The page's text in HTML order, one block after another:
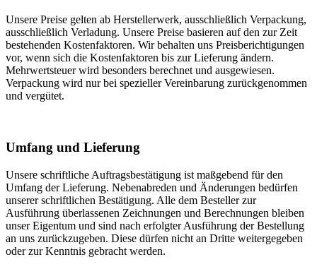
Unsere Preise gelten ab Herstellerwerk, ausschließlich Verpackung,
ausschließlich Verladung. Unsere Preise basieren auf den zur Zeit
bestehenden Kostenfaktoren. Wir behalten uns Preisberichtigungen
vor, wenn sich die Kostenfaktoren bis zur Lieferung ändern.
Mehrwertsteuer wird besonders berechnet und ausgewiesen.
Verpackung wird nur bei spezieller Vereinbarung zurückgenommen
und vergütet.
Umfang und Lieferung
Unsere schriftliche Auftragsbestätigung ist maßgebend für den
Umfang der Lieferung. Nebenabreden und Änderungen bedürfen
unserer schriftlichen Bestätigung. Alle dem Besteller zur
Ausführung überlassenen Zeichnungen und Berechnungen bleiben
unser Eigentum und sind nach erfolgter Ausführung der Bestellung
an uns zurückzugeben. Diese dürfen nicht an Dritte weitergegeben
oder zur Kenntnis gebracht werden.